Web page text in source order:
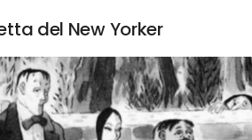
del New Yorker